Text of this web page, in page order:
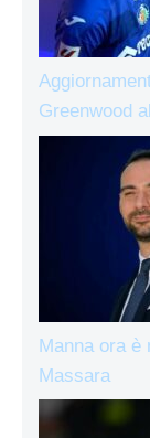
Greenwood
Manna ora è
Massara